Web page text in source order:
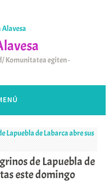
Komunitatea egiten
de Lapuebla de
este domingo